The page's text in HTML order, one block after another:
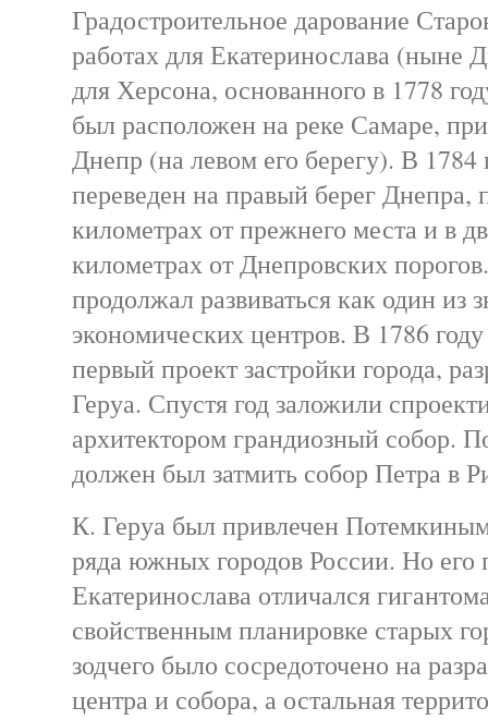
Градостроительное дарование
работах для Екатеринослава (ныне
для Херсона, основанного в 1778
был расположен на реке Самаре,
Днепр (на левом его берегу). В 1784
переведен на правый берег Днепра,
километрах от прежнего места и в
километрах от Днепровских
продолжал развиваться как один из
экономических центров. В 1786
первый проект застройки города,
Геруа. Спустя год заложили
архитектором грандиозный собор.
должен был затмить собор Петра в
К. Геруа был привлечен Потемкиным
ряда южных городов России. Но его
Екатеринослава отличался
свойственным планировке старых
зодчего было сосредоточено на
центра и собора, а остальная